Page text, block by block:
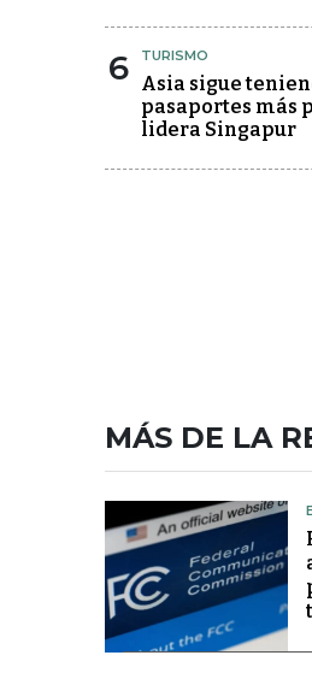
6 TURISMO
Asia sigue
pasaportes más
lidera Singapur
MÁS DE LA